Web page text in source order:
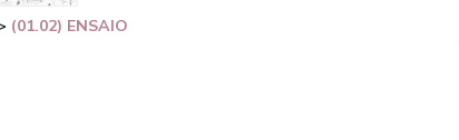
(01.02) ENSAIO